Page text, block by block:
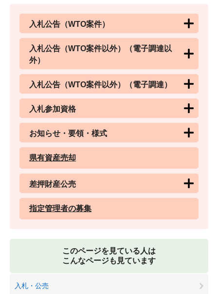
入札公告（WTO案件）
入札公告（WTO案件以外）（電子調達以
外）
入札公告（WTO案件以外）（電子調達）
入札参加資格
お知らせ・要領・様式
県有資産売却
差押財産公売
指定管理者の募集
このページを見ている人は
こんなページも見ています
入札・公売